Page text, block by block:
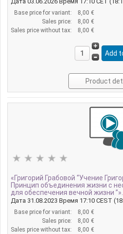
Base price for variant:
8,00 €
Sales price:
8,00 €
Sales price without tax:
8,00 €
Product
«Григорий Грабовой “Учение
Принцип объединения жизни с
для обеспечения вечной жизни ”».
Дата 31.08.2023 Время 17:10 CEST
Base price for variant:
8,00 €
Sales price:
8,00 €
Sales price without tax:
8,00 €